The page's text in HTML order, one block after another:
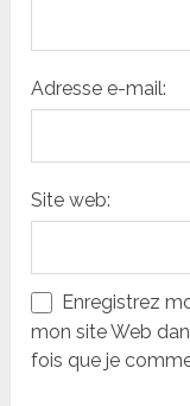
Adresse e-mail:
Site web:
Enregistrez
mon site Web
fois que je